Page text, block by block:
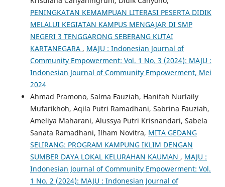
PENINGKATAN KEMAMPUAN LITERASI PESERTA DIDIK
MELALUI KEGIATAN KAMPUS MENGAJAR DI SMP
NEGERI 3 TENGGARONG SEBERANG KUTAI
KARTANEGARA , MAJU : Indonesian Journal of
Community Empowerment: Vol. 1 No. 3 (2024): MAJU :
Indonesian Journal of Community Empowerment, Mei
2024
Ahmad Pramono, Salma Fauziah, Hanifah Nurlaily
Mufarikhoh, Aqila Putri Ramadhani, Sabrina Fauziah,
Ameliya Maharani, Alussya Putri Krisnandari, Sabela
Sanata Ramadhani, Ilham Novitra, MITA GEDANG
SELIRANG: PROGRAM KAMPUNG IKLIM DENGAN
SUMBER DAYA LOKAL KELURAHAN KAUMAN , MAJU :
Indonesian Journal of Community Empowerment: Vol.
1 No. 2 (2024): MAJU : Indonesian Journal of